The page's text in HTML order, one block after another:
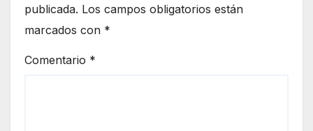
publicada. Los campos obligatorios están
marcados con *
Comentario *